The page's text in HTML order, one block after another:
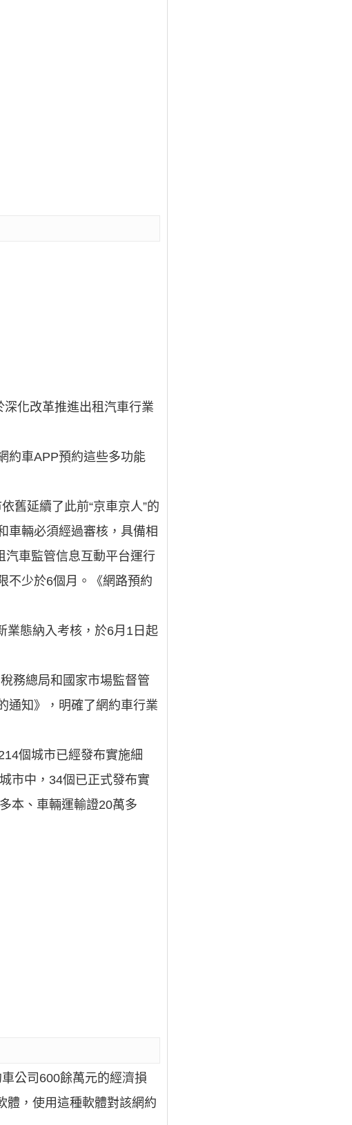
化改革推進出租汽車行業
約車APP預約這些多功能
舊延續了此前“京車京人”的
車輛必須經過審核，具備相
汽車監管信息互動平台運行
不少於6個月。《網路預約
業態納入考核，於6月1日起
務總局和國家市場監督管
通知》，明確了網約車行業
個城市已經發布實施細
市中，34個已正式發布實
本、車輛運輸證20萬多
公司600餘萬元的經濟損
體，使用這種軟體對該網約